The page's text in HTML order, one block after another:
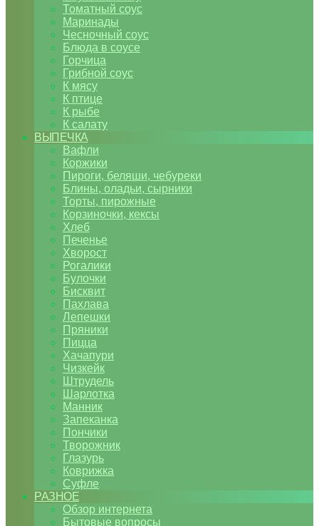
Томатный соус
Маринады
Чесночный соус
Блюда в соусе
Горчица
Грибной соус
К мясу
К птице
К рыбе
К салату
ВЫПЕЧКА
Вафли
Коржики
Пироги, беляши, чебуреки
Блины, оладьи, сырники
Торты, пирожные
Корзиночки, кексы
Хлеб
Печенье
Хворост
Рогалики
Булочки
Бисквит
Пахлава
Лепешки
Пряники
Пицца
Хачапури
Чизкейк
Штрудель
Шарлотка
Манник
Запеканка
Пончики
Творожник
Глазурь
Коврижка
Суфле
РАЗНОЕ
Обзор интернета
Бытовые вопросы